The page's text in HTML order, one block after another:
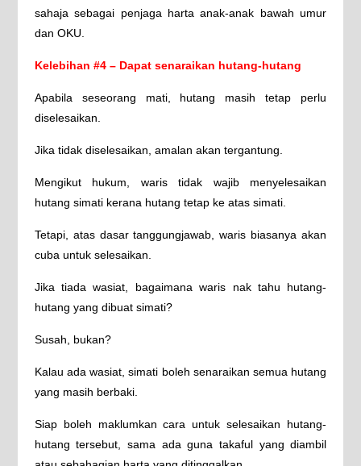
sahaja sebagai penjaga harta anak-anak bawah umur
dan OKU.
Kelebihan #4 – Dapat senaraikan hutang-hutang
Apabila seseorang mati, hutang masih tetap perlu
diselesaikan.
Jika tidak diselesaikan, amalan akan tergantung.
Mengikut hukum, waris tidak wajib menyelesaikan
hutang simati kerana hutang tetap ke atas simati.
Tetapi, atas dasar tanggungjawab, waris biasanya akan
cuba untuk selesaikan.
Jika tiada wasiat, bagaimana waris nak tahu hutang-
hutang yang dibuat simati?
Susah, bukan?
Kalau ada wasiat, simati boleh senaraikan semua hutang
yang masih berbaki.
Siap boleh maklumkan cara untuk selesaikan hutang-
hutang tersebut, sama ada guna takaful yang diambil